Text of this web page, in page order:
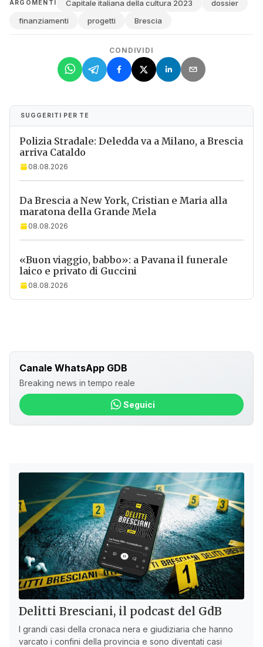
ARGOMENTI Capitale italiana della cultura 2023
dossier
finanziamenti
progetti Brescia
CONDIVIDI
SUGGERITI PER TE
Polizia Stradale: Deledda va a Milano, a Brescia
arriva Cataldo
08.08.2026
Da Brescia a New York, Cristian e Maria alla
maratona della Grande Mela
08.08.2026
«Buon viaggio, babbo»: a Pavana il funerale
laico e privato di Guccini
08.08.2026
Canale WhatsApp GDB
Breaking news in tempo reale
Seguici
Delitti Bresciani, il podcast del GdB
I grandi casi della cronaca nera e giudiziaria che hanno
varcato i confini della provincia e sono diventati casi